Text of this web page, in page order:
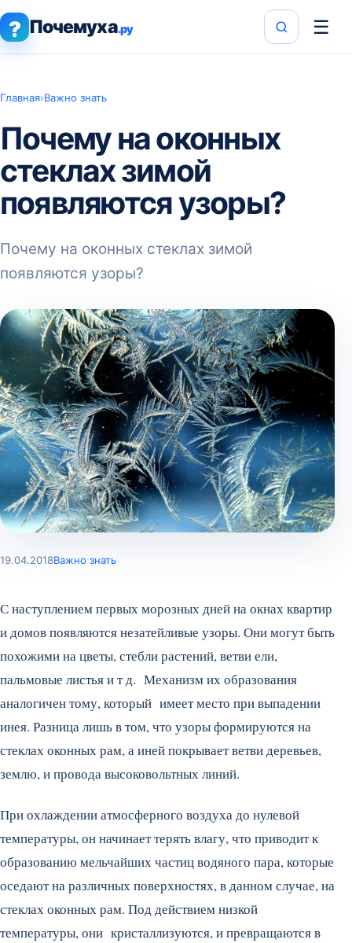
? Почемуха.ру ☰
Главная›Важно знать
Почему на оконных
стеклах зимой
появляются узоры?
Почему на оконных стеклах зимой
появляются узоры?
19.04.2018Важно знать
С наступлением первых морозных дней на окнах квартир
и домов появляются незатейливые узоры. Они могут быть
похожими на цветы, стебли растений, ветви ели,
пальмовые листья и т д. Механизм их образования
аналогичен тому, который имеет место при выпадении
инея. Разница лишь в том, что узоры формируются на
стеклах оконных рам, а иней покрывает ветви деревьев,
землю, и провода высоковольтных линий.
При охлаждении атмосферного воздуха до нулевой
температуры, он начинает терять влагу, что приводит к
образованию мельчайших частиц водяного пара, которые
оседают на различных поверхностях, в данном случае, на
стеклах оконных рам. Под действием низкой
температуры, они кристаллизуются, и превращаются в